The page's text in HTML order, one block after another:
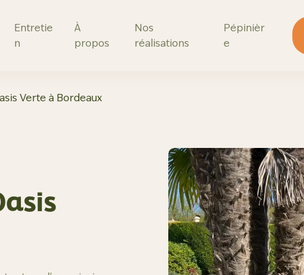
Entretie
n
À
propos
Nos
réalisations
Pépinièr
e
Verte à Bordeaux